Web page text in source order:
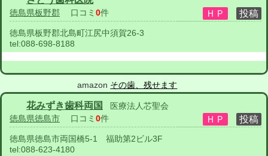
徳島県板野郡 口コミ 0件
徳島県板野郡北島町江尻中須賀26-3
tel:088-698-8188
amazon その歯、残せます
花みずき歯科両国
医療法人芯聖会
徳島県徳島市 口コミ 0件
徳島県徳島市両国橋5-1 福助第2ビル3F
tel:088-623-4180